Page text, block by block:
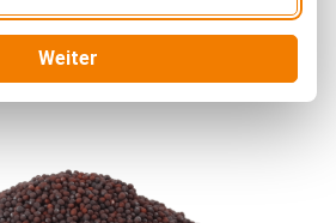
Weiter